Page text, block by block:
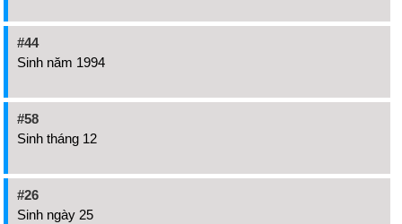
#44
Sinh năm 1994
#58
Sinh tháng 12
#26
Sinh ngày 25